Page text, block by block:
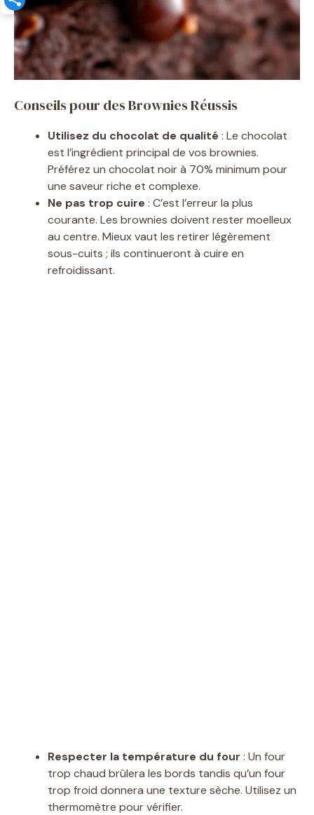
Conseils pour des Brownies Réussis
Utilisez du chocolat de qualité : Le chocolat
est l’ingrédient principal de vos brownies.
Préférez un chocolat noir à 70% minimum pour
une saveur riche et complexe.
Ne pas trop cuire : C’est l’erreur la plus
courante. Les brownies doivent rester moelleux
au centre. Mieux vaut les retirer légèrement
sous-cuits ; ils continueront à cuire en
refroidissant.
Respecter la température du four : Un four
trop chaud brûlera les bords tandis qu’un four
trop froid donnera une texture sèche. Utilisez un
thermomètre pour vérifier.